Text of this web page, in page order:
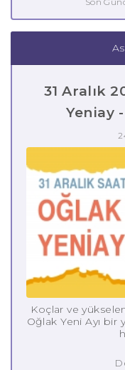
31 Aralık
Yeniay
Koçlar ve
Oğlak Yeni Ayı